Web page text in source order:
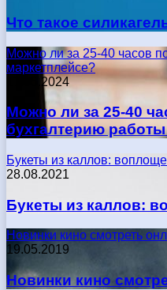
Что такое
Можно ли за 25-40 часов
маркетплейсе?
17.05.2024
Можно ли за 25-40
бухгалтерию
Букеты из каллов:
28.08.2021
Букеты из каллов:
Новинки кино смотреть
19.05.2019
Новинки кино